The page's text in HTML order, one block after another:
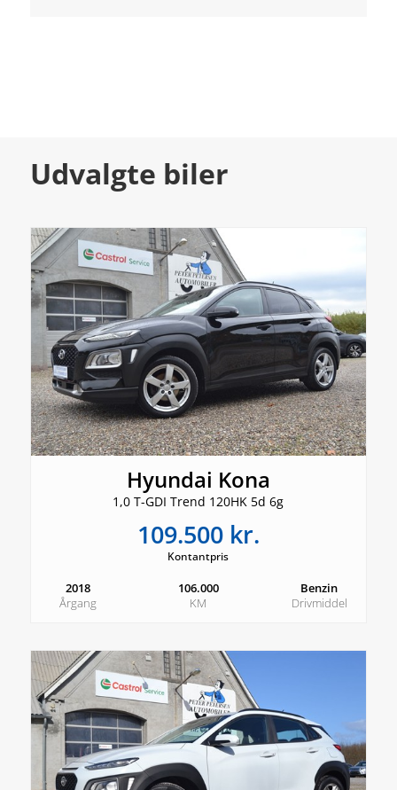
Udvalgte biler
Hyundai Kona
1,0 T-GDI Trend 120HK 5d 6g
109.500 kr.
Kontantpris
2018
Årgang
106.000
KM
Benzin
Drivmiddel